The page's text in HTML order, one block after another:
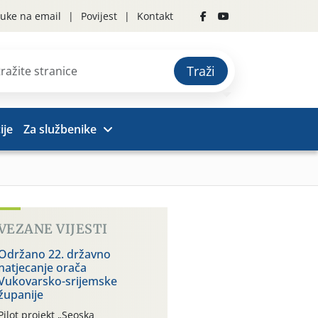
na email Povijest Kontakt
Traži
Za službenike
VIJESTI
22. državno
orača
srijemske
projekt „Seoska